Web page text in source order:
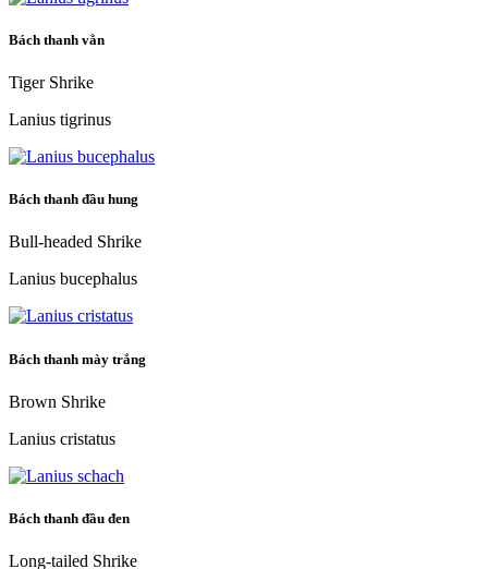
Bách thanh vằn
Tiger Shrike
Lanius tigrinus
Bách thanh đầu hung
Bull-headed Shrike
Lanius bucephalus
Bách thanh mày trắng
Brown Shrike
Lanius cristatus
Bách thanh đầu đen
Long-tailed Shrike